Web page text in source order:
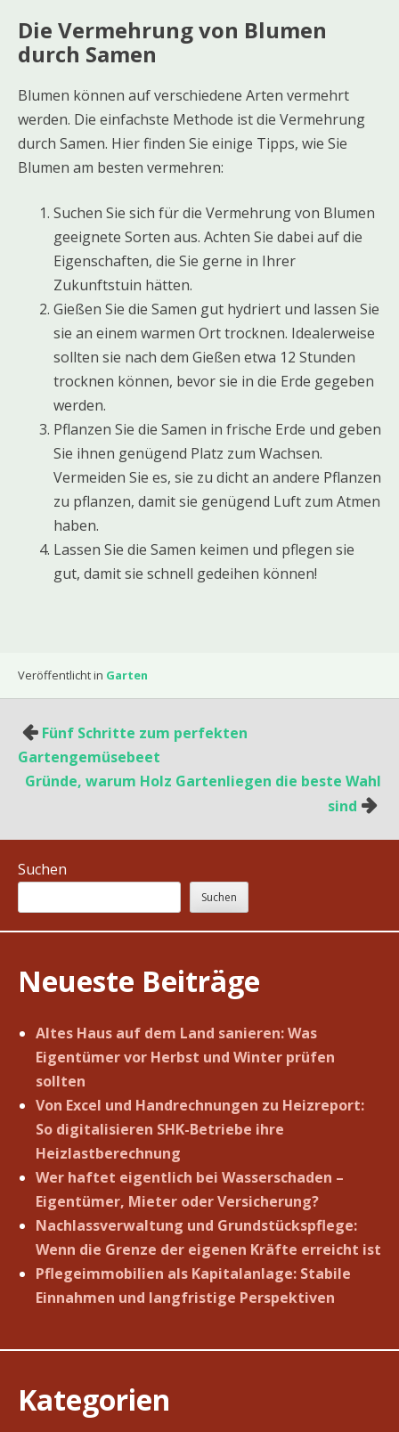
Die Vermehrung von Blumen
durch Samen
Blumen können auf verschiedene Arten vermehrt
werden. Die einfachste Methode ist die Vermehrung
durch Samen. Hier finden Sie einige Tipps, wie Sie
Blumen am besten vermehren:
Suchen Sie sich für die Vermehrung von Blumen
geeignete Sorten aus. Achten Sie dabei auf die
Eigenschaften, die Sie gerne in Ihrer
Zukunftstuin hätten.
Gießen Sie die Samen gut hydriert und lassen Sie
sie an einem warmen Ort trocknen. Idealerweise
sollten sie nach dem Gießen etwa 12 Stunden
trocknen können, bevor sie in die Erde gegeben
werden.
Pflanzen Sie die Samen in frische Erde und geben
Sie ihnen genügend Platz zum Wachsen.
Vermeiden Sie es, sie zu dicht an andere Pflanzen
zu pflanzen, damit sie genügend Luft zum Atmen
haben.
Lassen Sie die Samen keimen und pflegen sie
gut, damit sie schnell gedeihen können!
Veröffentlicht in Garten
Beitragsnavigation
Fünf Schritte zum perfekten
Gartengemüsebeet
Gründe, warum Holz Gartenliegen die beste Wahl
sind
Suchen
Suchen
Neueste Beiträge
Altes Haus auf dem Land sanieren: Was
Eigentümer vor Herbst und Winter prüfen
sollten
Von Excel und Handrechnungen zu Heizreport:
So digitalisieren SHK-Betriebe ihre
Heizlastberechnung
Wer haftet eigentlich bei Wasserschaden –
Eigentümer, Mieter oder Versicherung?
Nachlassverwaltung und Grundstückspflege:
Wenn die Grenze der eigenen Kräfte erreicht ist
Pflegeimmobilien als Kapitalanlage: Stabile
Einnahmen und langfristige Perspektiven
Kategorien